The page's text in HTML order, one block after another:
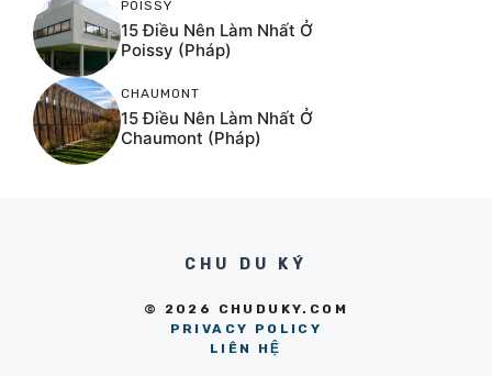
POISSY
15 Điều Nên Làm Nhất Ở
Poissy (Pháp)
CHAUMONT
15 Điều Nên Làm Nhất Ở
Chaumont (Pháp)
CHU DU KÝ
© 2026 CHUDUKY.COM
PRIVACY POLICY
LIÊN HỆ